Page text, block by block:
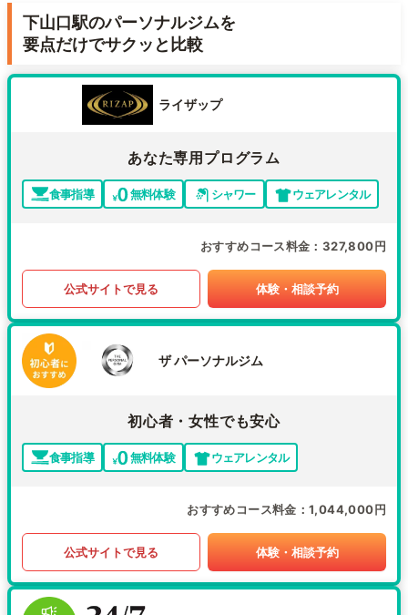
下山口駅のパーソナルジムを
要点だけでサクッと比較
ライザップ
あなた専用プログラム
食事指導 無料体験 シャワー ウェアレンタル
おすすめコース料金 327,800円
公式サイトで見る 体験・相談予約
ザ パーソナルジム
初心者・女性でも安心
食事指導 無料体験 ウェアレンタル
おすすめコース料金 1,044,000円
公式サイトで見る 体験・相談予約